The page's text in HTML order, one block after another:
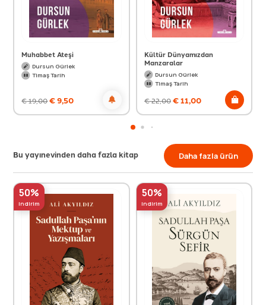
Muhabbet Ateşi
Dursun Gürlek
Timaş Tarih
€19,00€9,50
Kültür Dünyamızdan
Manzaralar
Dursun Gürlek
Timaş Tarih
€22,00€11,00
Bu yayınevinden daha fazla kitap Daha fazla ürün
50%
indirim
50%
indirim